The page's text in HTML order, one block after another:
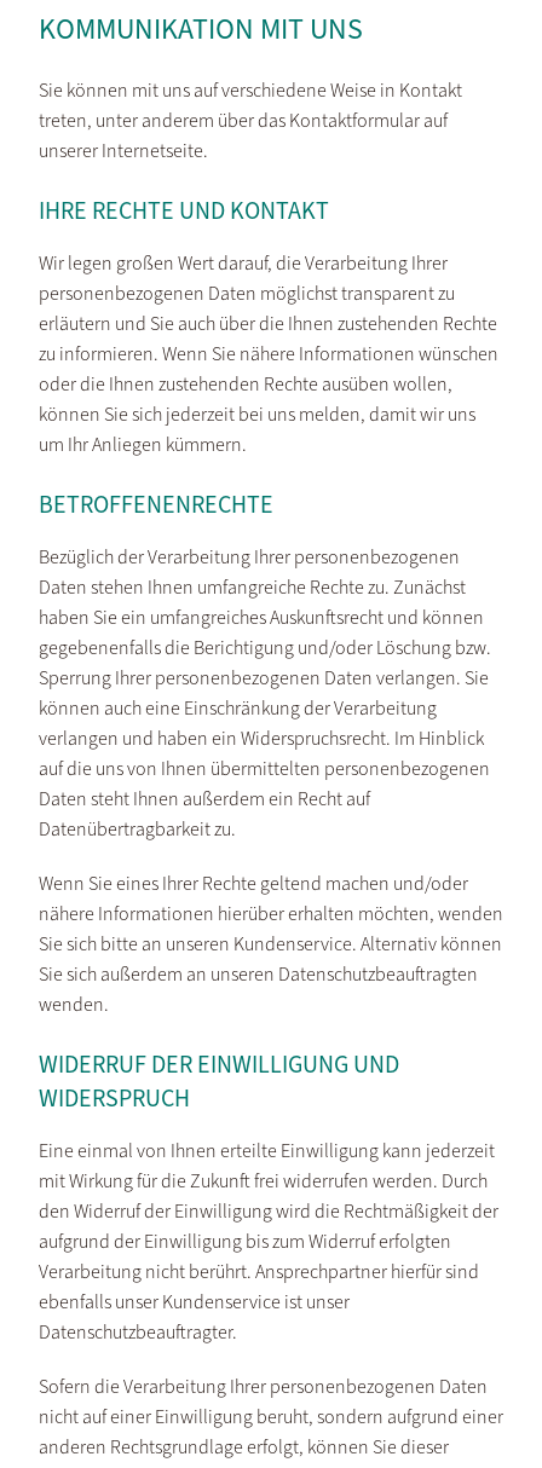
KOMMUNIKATION MIT UNS
Sie können mit uns auf verschiedene Weise in Kontakt
treten, unter anderem über das Kontaktformular auf
unserer Internetseite.
IHRE RECHTE UND KONTAKT
Wir legen großen Wert darauf, die Verarbeitung Ihrer
personenbezogenen Daten möglichst transparent zu
erläutern und Sie auch über die Ihnen zustehenden Rechte
zu informieren. Wenn Sie nähere Informationen wünschen
oder die Ihnen zustehenden Rechte ausüben wollen,
können Sie sich jederzeit bei uns melden, damit wir uns
um Ihr Anliegen kümmern.
BETROFFENENRECHTE
Bezüglich der Verarbeitung Ihrer personenbezogenen
Daten stehen Ihnen umfangreiche Rechte zu. Zunächst
haben Sie ein umfangreiches Auskunftsrecht und können
gegebenenfalls die Berichtigung und/oder Löschung bzw.
Sperrung Ihrer personenbezogenen Daten verlangen. Sie
können auch eine Einschränkung der Verarbeitung
verlangen und haben ein Widerspruchsrecht. Im Hinblick
auf die uns von Ihnen übermittelten personenbezogenen
Daten steht Ihnen außerdem ein Recht auf
Datenübertragbarkeit zu.
Wenn Sie eines Ihrer Rechte geltend machen und/oder
nähere Informationen hierüber erhalten möchten, wenden
Sie sich bitte an unseren Kundenservice. Alternativ können
Sie sich außerdem an unseren Datenschutzbeauftragten
wenden.
WIDERRUF DER EINWILLIGUNG UND
WIDERSPRUCH
Eine einmal von Ihnen erteilte Einwilligung kann jederzeit
mit Wirkung für die Zukunft frei widerrufen werden. Durch
den Widerruf der Einwilligung wird die Rechtmäßigkeit der
aufgrund der Einwilligung bis zum Widerruf erfolgten
Verarbeitung nicht berührt. Ansprechpartner hierfür sind
ebenfalls unser Kundenservice ist unser
Datenschutzbeauftragter.
Sofern die Verarbeitung Ihrer personenbezogenen Daten
nicht auf einer Einwilligung beruht, sondern aufgrund einer
anderen Rechtsgrundlage erfolgt, können Sie dieser